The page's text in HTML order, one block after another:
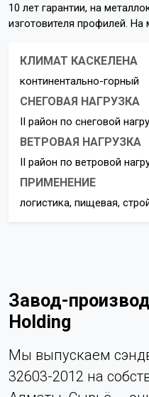
10 лет гарантии, на
изготовителя профилей.
КЛИМАТ КАСКЕЛЕНА
континентально-горный
СНЕГОВАЯ НАГРУЗКА
II район по снеговой
ВЕТРОВАЯ НАГРУЗКА
II район по ветровой
ПРИМЕНЕНИЕ
логистика, пищевая,
Завод-
Holding
Мы выпускаем
32603-2012 на